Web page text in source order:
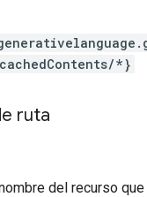
/*}
ruta
del recurso